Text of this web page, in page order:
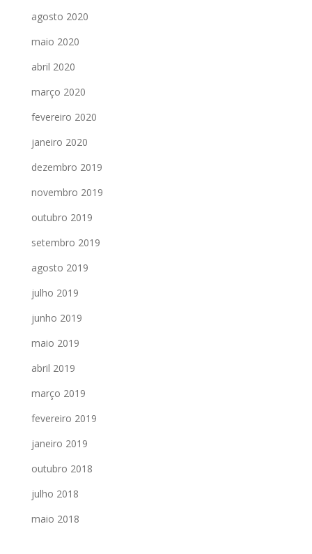
agosto 2020
maio 2020
abril 2020
março 2020
fevereiro 2020
janeiro 2020
dezembro 2019
novembro 2019
outubro 2019
setembro 2019
agosto 2019
julho 2019
junho 2019
maio 2019
abril 2019
março 2019
fevereiro 2019
janeiro 2019
outubro 2018
julho 2018
maio 2018